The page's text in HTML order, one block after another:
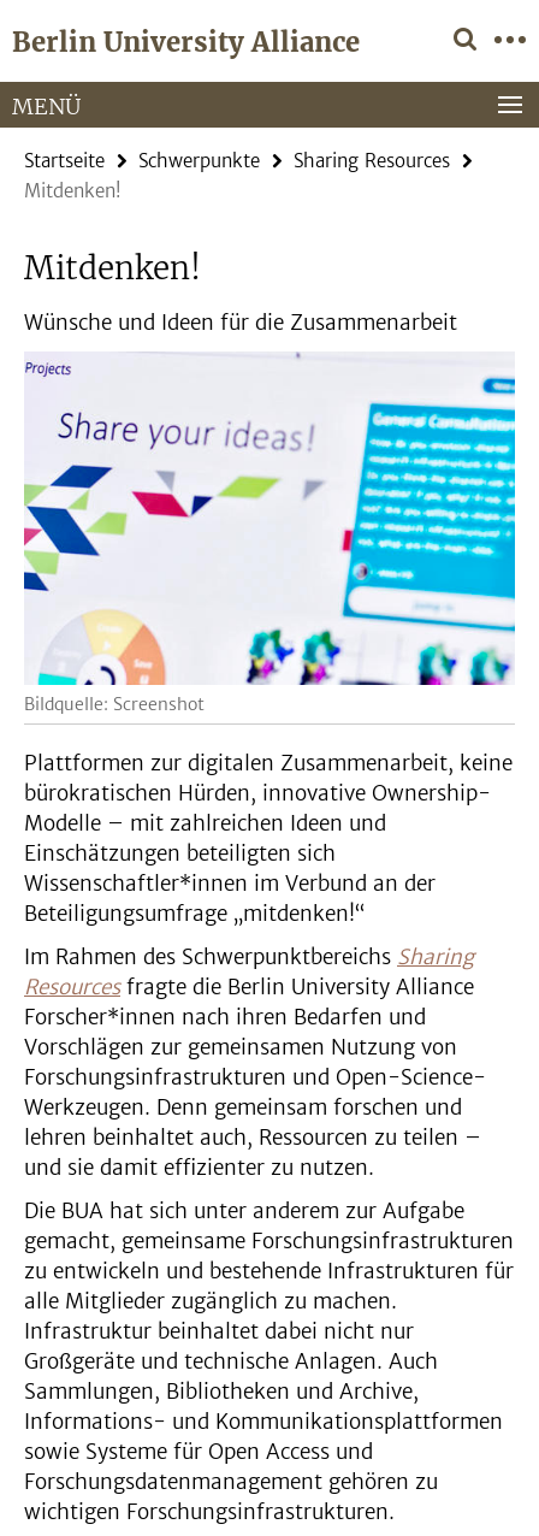
direkt
Inhalt
Berlin University Alliance
Service-
Navigation
MENÜ
Startseite Schwerpunkte
Sharing Resources
Mitdenken!
Mitdenken!
Wünsche und Ideen für die Zusammenarbeit
Bildquelle: Screenshot
Plattformen zur digitalen Zusammenarbeit, keine
bürokratischen Hürden, innovative Ownership-
Modelle – mit zahlreichen Ideen und
Einschätzungen beteiligten sich
Wissenschaftler*innen im Verbund an der
Beteiligungsumfrage „mitdenken!“
Im Rahmen des Schwerpunktbereichs Sharing
Resourcesfragte die Berlin University Alliance
Forscher*innen nach ihren Bedarfen und
Vorschlägen zur gemeinsamen Nutzung von
Forschungsinfrastrukturen und Open-Science-
Werkzeugen. Denn gemeinsam forschen und
lehren beinhaltet auch, Ressourcen zu teilen –
und sie damit effizienter zu nutzen.
Die BUA hat sich unter anderem zur Aufgabe
gemacht, gemeinsame Forschungsinfrastrukturen
zu entwickeln und bestehende Infrastrukturen für
alle Mitglieder zugänglich zu machen.
Infrastruktur beinhaltet dabei nicht nur
Großgeräte und technische Anlagen. Auch
Sammlungen, Bibliotheken und Archive,
Informations- und Kommunikationsplattformen
sowie Systeme für Open Access und
Forschungsdatenmanagement gehören zu
wichtigen Forschungsinfrastrukturen.